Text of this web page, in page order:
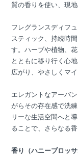
質の香りを使い、現
フレグランスディフ
スティック、持続時
す。ハーブや植物、
とともに移り行く心
広がり、やさしくマイ
エレガントなアーバ
がらその存在感で洗
リーな生活空間へと
ることで、さらなる
香り（ハニーブロッサ